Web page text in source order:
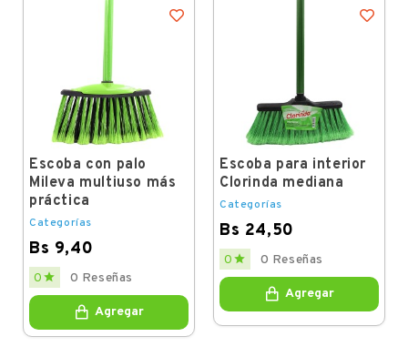
Escoba con palo
Mileva multiuso más
práctica
Categorías
Bs 9,40
Price
0  0 Reseñas
Agregar
Escoba para interior
Clorinda mediana
Categorías
Bs 24,50
Price
0  0 Reseñas
Agregar